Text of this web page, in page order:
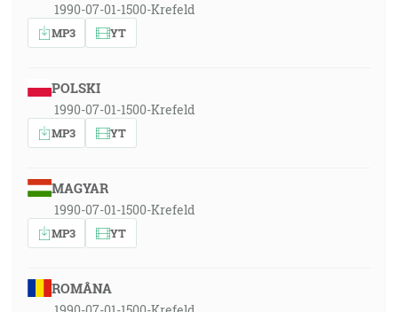
1990-07-01-1500-Krefeld
MP3 YT
POLSKI
1990-07-01-1500-Krefeld
MP3 YT
MAGYAR
1990-07-01-1500-Krefeld
MP3 YT
ROMÂNA